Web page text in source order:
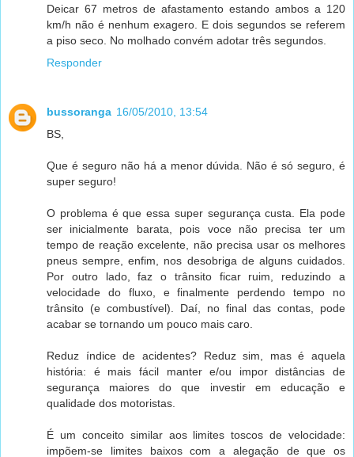
Deicar 67 metros de afastamento estando ambos a 120
km/h não é nenhum exagero. E dois segundos se referem
a piso seco. No molhado convém adotar três segundos.
Responder
bussoranga 16/05/2010, 13:54
BS,
Que é seguro não há a menor dúvida. Não é só seguro, é
super seguro!
O problema é que essa super segurança custa. Ela pode
ser inicialmente barata, pois voce não precisa ter um
tempo de reação excelente, não precisa usar os melhores
pneus sempre, enfim, nos desobriga de alguns cuidados.
Por outro lado, faz o trânsito ficar ruim, reduzindo a
velocidade do fluxo, e finalmente perdendo tempo no
trânsito (e combustível). Daí, no final das contas, pode
acabar se tornando um pouco mais caro.
Reduz índice de acidentes? Reduz sim, mas é aquela
história: é mais fácil manter e/ou impor distâncias de
segurança maiores do que investir em educação e
qualidade dos motoristas.
É um conceito similar aos limites toscos de velocidade:
impõem-se limites baixos com a alegação de que os